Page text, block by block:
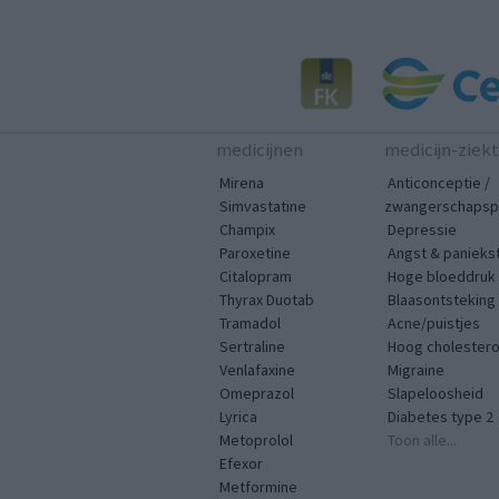
medicijnen
Mirena
Simvastatine
Champix
Paroxetine
Citalopram
Thyrax Duotab
Tramadol
Sertraline
Venlafaxine
Omeprazol
Lyrica
Metoprolol
Efexor
Metformine
medicijn-
Anticonceptie /
Depressie
Angst &
Hoge bloeddruk
Blaasontsteking
Acne/puistjes
Hoog
Migraine
Slapeloosheid
Diabetes type 2
Toon alle...